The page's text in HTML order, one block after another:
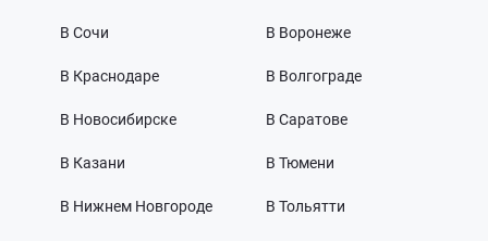
В Сочи
В Краснодаре
В Новосибирске
В Казани
В Нижнем Новгороде
В Воронеже
В Волгограде
В Саратове
В Тюмени
В Тольятти